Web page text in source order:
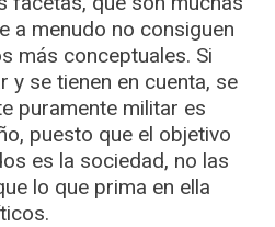
a menudo no consiguen
más conceptuales. Si
y se tienen en cuenta, se
puramente militar es
puesto que el objetivo
es la sociedad, no las
lo que prima en ella